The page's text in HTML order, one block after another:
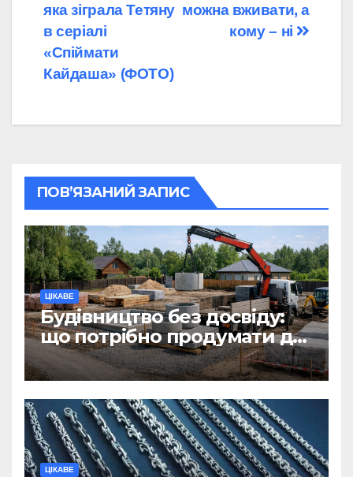
можна вживати, а
кому – ні
яка зіграла Тетяну
в серіалі
«Спіймати
Кайдаша» (ФОТО)
ПОВ’ЯЗАНИЙ ЗАПИС
ЦІКАВЕ
Будівництво без досвіду:
що потрібно продумати до
першої доставки на
ділянку
ЦІКАВЕ